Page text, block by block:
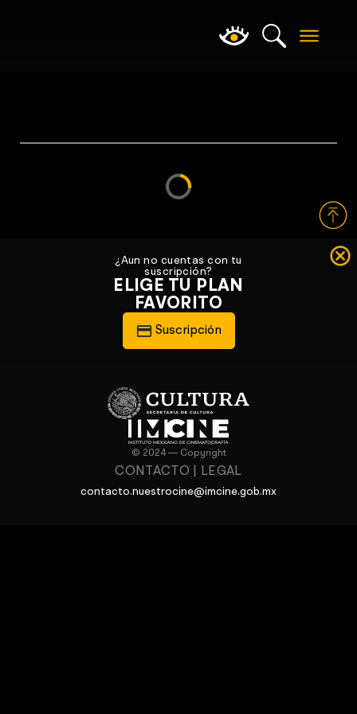
¿Aun no cuentas con tu
suscripción?
ELIGE TU PLAN
FAVORITO
Suscripción
© 2024 — Copyright
CONTACTO LEGAL
contacto.nuestrocine@imcine.gob.mx